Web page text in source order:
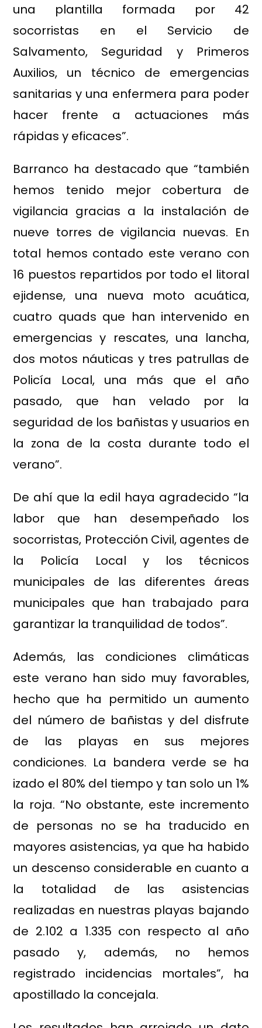
una plantilla formada por 42
socorristas en el Servicio de
Salvamento, Seguridad y Primeros
Auxilios, un técnico de emergencias
sanitarias y una enfermera para poder
hacer frente a actuaciones más
rápidas y eficaces”.
Barranco ha destacado que “también
hemos tenido mejor cobertura de
vigilancia gracias a la instalación de
nueve torres de vigilancia nuevas. En
total hemos contado este verano con
16 puestos repartidos por todo el litoral
ejidense, una nueva moto acuática,
cuatro quads que han intervenido en
emergencias y rescates, una lancha,
dos motos náuticas y tres patrullas de
Policía Local, una más que el año
pasado, que han velado por la
seguridad de los bañistas y usuarios en
la zona de la costa durante todo el
verano”.
De ahí que la edil haya agradecido “la
labor que han desempeñado los
socorristas, Protección Civil, agentes de
la Policía Local y los técnicos
municipales de las diferentes áreas
municipales que han trabajado para
garantizar la tranquilidad de todos”.
Además, las condiciones climáticas
este verano han sido muy favorables,
hecho que ha permitido un aumento
del número de bañistas y del disfrute
de las playas en sus mejores
condiciones. La bandera verde se ha
izado el 80% del tiempo y tan solo un 1%
la roja. “No obstante, este incremento
de personas no se ha traducido en
mayores asistencias, ya que ha habido
un descenso considerable en cuanto a
la totalidad de las asistencias
realizadas en nuestras playas bajando
de 2.102 a 1.335 con respecto al año
pasado y, además, no hemos
registrado incidencias mortales”, ha
apostillado la concejala.